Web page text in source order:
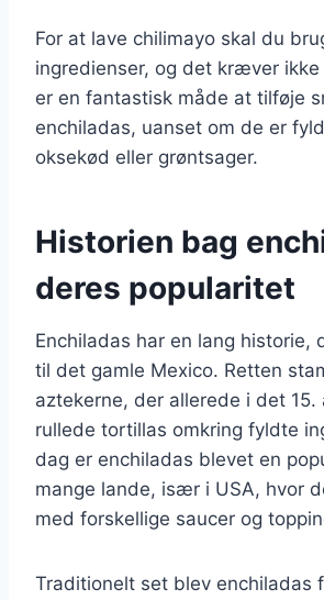
For at lave chilimayo skal du
ingredienser, og det kræver
er en fantastisk måde at tilføje
enchiladas, uanset om de er
oksekød eller grøntsager.
Historien bag
deres popularitet
Enchiladas har en lang historie,
til det gamle Mexico. Retten
aztekerne, der allerede i det 15.
rullede tortillas omkring fyldte
dag er enchiladas blevet en
mange lande, især i USA, hvor
med forskellige saucer og
Traditionelt set blev enchiladas